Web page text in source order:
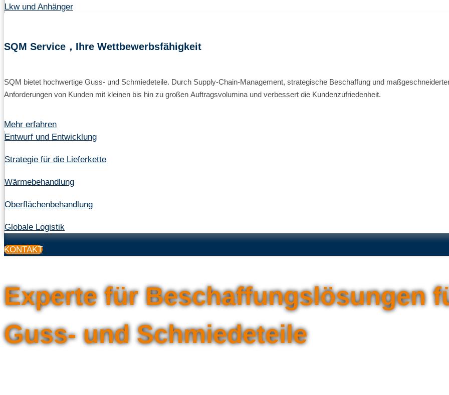
Lkw und Anhänger
SQM Service，Ihre Wettbewerbsfähigkeit
SQM bietet hochwertige Guss- und Schmiedeteile. Durch Supply-Chain-Management, strategische Beschaffung und
Anforderungen von Kunden mit kleinen bis hin zu großen Auftragsvolumina und verbessert die Kundenzufriedenheit.
Mehr erfahren
Entwurf und Entwicklung
Strategie für die Lieferkette
Wärmebehandlung
Oberflächenbehandlung
Globale Logistik
KONTAKT
Experte für Beschaffungslösungen
Guss- und Schmiedeteile